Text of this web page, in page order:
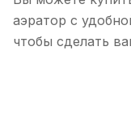
аэратор с
чтобы сделать